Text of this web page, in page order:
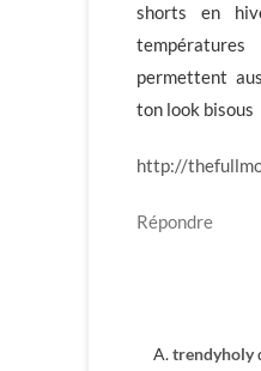
shorts en
permettent
ton look bisous
http://
Répondre
trendyholy